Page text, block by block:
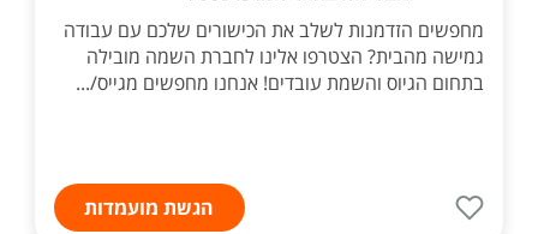
מחפשים הזדמנות לשלב את הכישורים שלכם עם עבודה
גמישה מהבית? הצטרפו אלינו לחברת השמה מובילה
בתחום הגיוס והשמת עובדים! אנחנו מחפשים מגייס/...
הגשת מועמדות